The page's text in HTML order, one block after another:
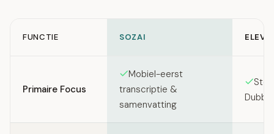
FUNCTIE SOZAI
Primaire Focus
Mobiel-eerst
transcriptie &
samenvatting